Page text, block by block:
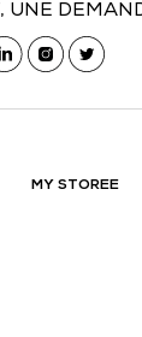
MY STOREE